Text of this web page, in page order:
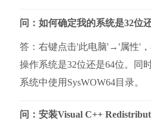
问：如何确定我的系统是32位
答：右键点击'此电脑'→'属性'
操作系统是32位还是64位。同
系统中使用SysWOW64目录。
问：安装Visual C++